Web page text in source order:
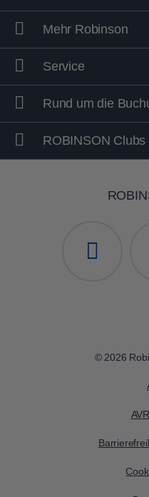
Mehr Robinson
Service
Rund um die
ROBINSON Clubs
© 2026